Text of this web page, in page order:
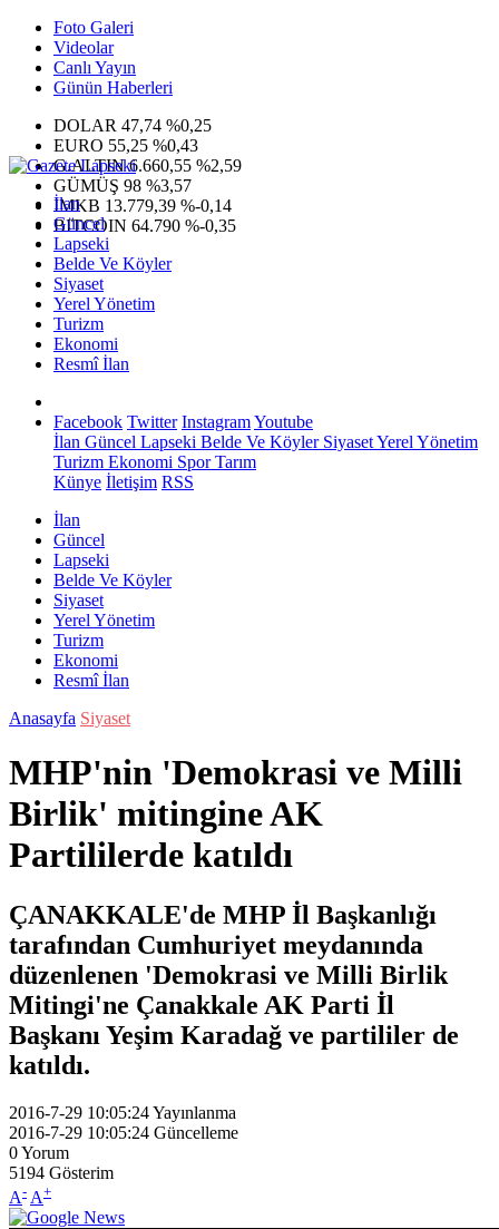
Foto Galeri
Videolar
Canlı Yayın
Günün Haberleri
DOLAR 47,74 %0,25
EURO 55,25 %0,43
G.ALTIN6.660,55 %2,59
GÜMÜŞ 98 %3,57
IMKB 13.779,39 %-0,14
BITCOIN 64.790 %-0,35
İlan
Güncel
Lapseki
Belde Ve Köyler
Siyaset
Yerel Yönetim
Turizm
Ekonomi
Resmî İlan
Facebook Twitter InstagramYoutube
İlan Güncel Lapseki Belde Ve KöylerSiyasetYerel Yönetim
Turizm Ekonomi SporTarım
Künye İletişim RSS
İlan
Güncel
Lapseki
Belde Ve Köyler
Siyaset
Yerel Yönetim
Turizm
Ekonomi
Resmî İlan
Anasayfa Siyaset
MHP'nin 'Demokrasi ve Milli
Birlik' mitingine AK
Partililerde katıldı
ÇANAKKALE'de MHP İl Başkanlığı
tarafından Cumhuriyet meydanında
düzenlenen 'Demokrasi ve Milli Birlik
Mitingi'ne Çanakkale AK Parti İl
Başkanı Yeşim Karadağ ve partililer de
katıldı.
2016-7-29 10:05:24Yayınlanma
2016-7-29 10:05:24 Güncelleme
0Yorum
5194 Gösterim
A- A+